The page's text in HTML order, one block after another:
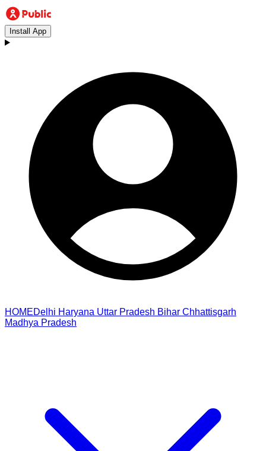
Install App
HOMEDelhi Haryana Uttar Pradesh Bihar Chhattisgarh
Madhya Pradesh